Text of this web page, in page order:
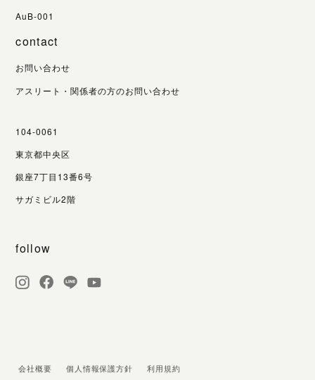
AuB-001
contact
お問い合わせ
アスリート・関係者の方のお問い合わせ
104-0061
東京都中央区
銀座7丁目13番6号
サガミビル2階
follow
会社概要 個人情報保護方針 利用規約